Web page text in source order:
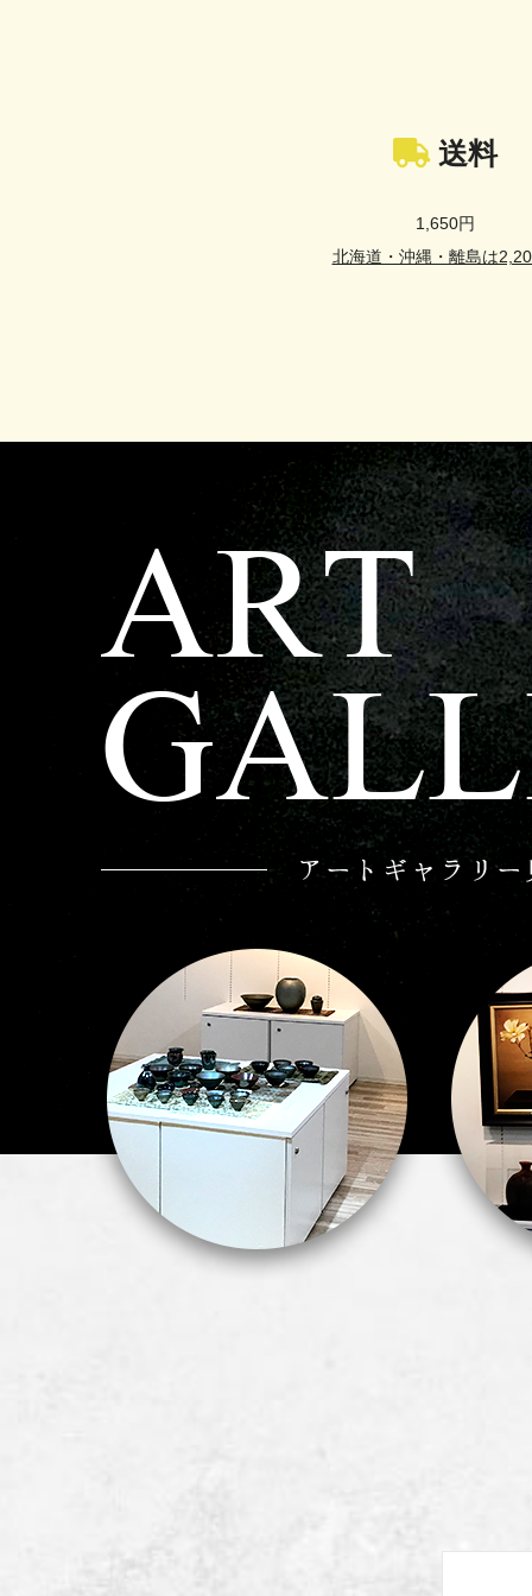
送料
1,650円
北海道・沖縄・離島は